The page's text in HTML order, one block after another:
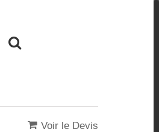
Voir le Devis